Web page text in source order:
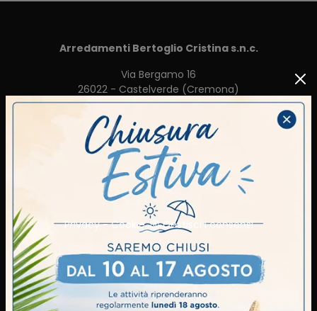
Arredamenti Bertoglio Cristina s.n.c.
Via Bergamo 16
26022 - Castelverde (Cremona)
Tel.
Cell.+39 3281149390
E-Mail.arredi.cristina@gmail.com
P.IVA 00104720198
Privacy-Cookie
Gestisci i consensi
AZIENDA
Realizzazioni
Brand
Cataloghi